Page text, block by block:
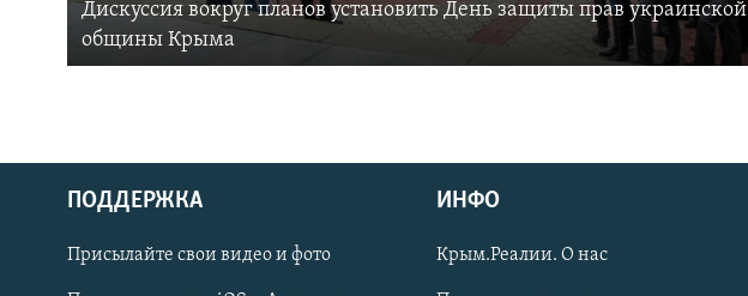
Українською
Дискуссия вокруг планов установить День защиты прав украинской
общины Крыма
ПОДДЕРЖКА
Присылайте свои видео и фото
ИНФО
Крым.Реалии. О нас